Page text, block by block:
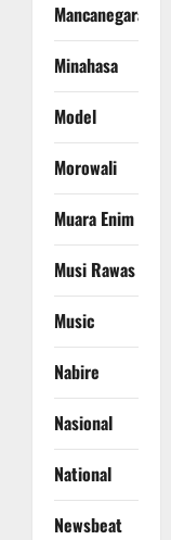
Mancanegara
Minahasa
Model
Morowali
Muara Enim
Musi Rawas
Music
Nabire
Nasional
National
Newsbeat